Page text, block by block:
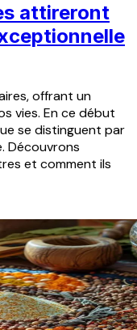
attireront
offrant un
vies. En ce début
se distinguent par
Découvrons
et comment ils